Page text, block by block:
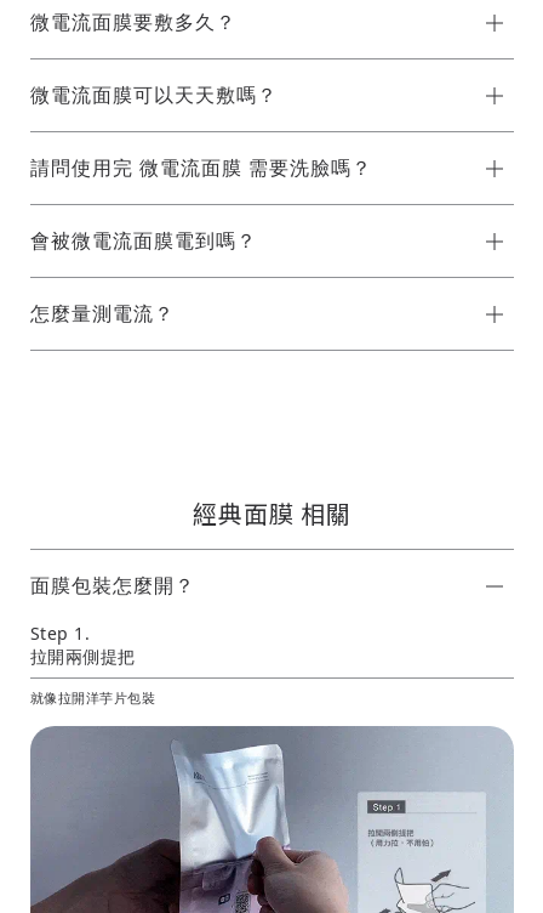
微電流面膜要敷多久？
微電流面膜可以天天敷嗎？
請問使用完 微電流面膜 需要洗臉嗎？
會被微電流面膜電到嗎？
怎麼量測電流？
經典面膜 相關
面膜包裝怎麼開？
Step 1.
拉開兩側提把
就像拉開洋芋片包裝